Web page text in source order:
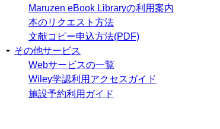
Maruzen eBook Libraryの利用案内
本のリクエスト方法
文献コピー申込方法(PDF)
その他サービス
Webサービスの一覧
Wiley学認利用アクセスガイド
施設予約利用ガイド